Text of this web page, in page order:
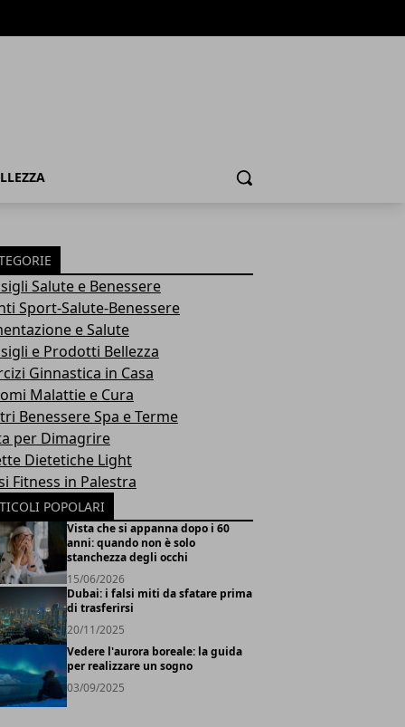
Cerca
Salute e Benessere
Sport-Salute-Benessere
e Salute
e Prodotti Bellezza
Ginnastica in Casa
Malattie e Cura
Benessere Spa e Terme
per Dimagrire
Dietetiche Light
Fitness in Palestra
POPOLARI
Vista che si appanna dopo i 60
anni: quando non è solo
stanchezza degli occhi
15/06/2026
Dubai: i falsi miti da sfatare prima
di trasferirsi
20/11/2025
Vedere l'aurora boreale: la guida
per realizzare un sogno
03/09/2025